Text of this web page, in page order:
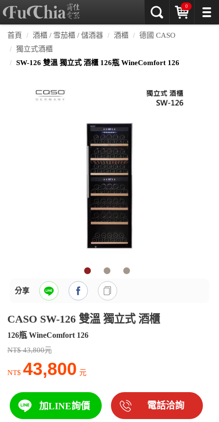
0
首頁 酒櫃 / 雪茄櫃 / 儲酒器 酒櫃
德國 CASO
獨立式酒櫃
SW-126 雙溫 獨立式 酒櫃 126瓶 WineComfort 126
分享
CASO SW-126 雙溫 獨立式 酒櫃
126瓶 WineComfort 126
NT$ 43,800元
NT$ 43,800 元
加LINE詢價 電話洽詢